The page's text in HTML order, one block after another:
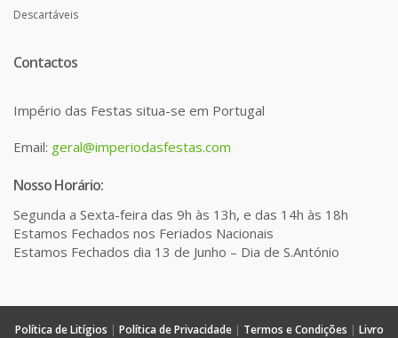
Descartáveis
Contactos
Império das Festas situa-se em Portugal
Email: geral@imperiodasfestas.com
Nosso Horário:
Segunda a Sexta-feira das 9h às 13h, e das 14h às 18h
Estamos Fechados nos Feriados Nacionais
Estamos Fechados dia 13 de Junho – Dia de S.António
Política de Litígios | Política de Privacidade| Termos e Condições | Livro